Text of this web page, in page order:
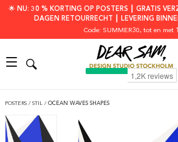
🌟 NU: 30 % KORTING OP POSTERS ┃ GRATIS
DAGEN RETOURRECHT ┃ LEVERING
Code: SUMMER30, tot en met
POSTERS / STIL / OCEAN WAVES SHAPES